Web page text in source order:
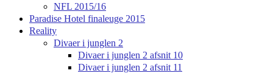
NFL 2015/16
Paradise Hotel finaleuge 2015
Reality
Divaer i junglen 2
Divaer i junglen 2 afsnit 10
Divaer i junglen 2 afsnit 11